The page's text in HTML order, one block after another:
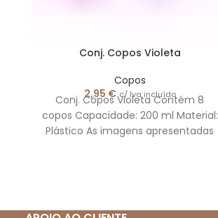
Conj. Copos Violeta
Copos
2,95 € c/ Iva incluído
Conj. Copos Violeta Contém 8
copos Capacidade: 200 ml Material:
Plástico As imagens apresentadas